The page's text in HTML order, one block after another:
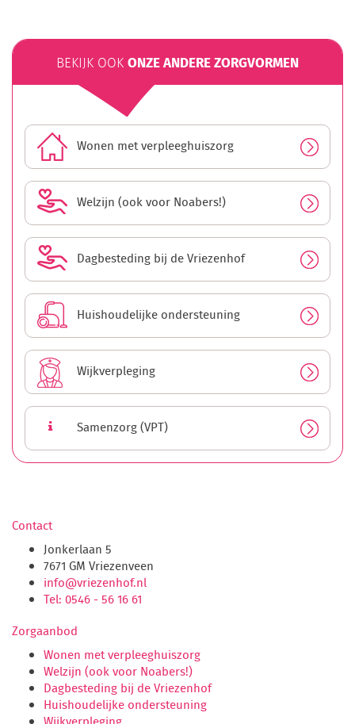
BEKIJK OOK ONZE ANDERE ZORGVORMEN
Wonen met verpleeghuiszorg
Welzijn (ook voor Noabers!)
Dagbesteding bij de Vriezenhof
Huishoudelijke ondersteuning
Wijkverpleging
Samenzorg (VPT)
Contact
Jonkerlaan 5
7671 GM Vriezenveen
info@vriezenhof.nl
Tel: 0546 - 56 16 61
Zorgaanbod
Wonen met verpleeghuiszorg
Welzijn (ook voor Noabers!)
Dagbesteding bij de Vriezenhof
Huishoudelijke ondersteuning